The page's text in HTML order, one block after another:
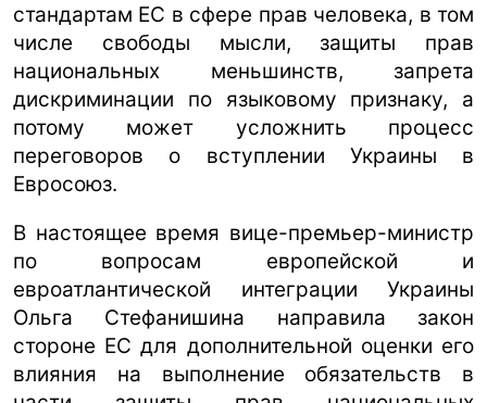
стандартам ЕС в сфере прав человека, в том
числе свободы мысли, защиты прав
национальных меньшинств, запрета
дискриминации по языковому признаку, а
потому может усложнить процесс
переговоров о вступлении Украины в
Евросоюз.
В настоящее время вице-премьер-министр
по вопросам европейской и
евроатлантической интеграции Украины
Ольга Стефанишина направила закон
стороне ЕС для дополнительной оценки его
влияния на выполнение обязательств в